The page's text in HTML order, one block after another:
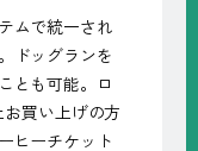
ムで統一され
ドッグランを
とも可能。ロ
買い上げの方
ヒーチケット